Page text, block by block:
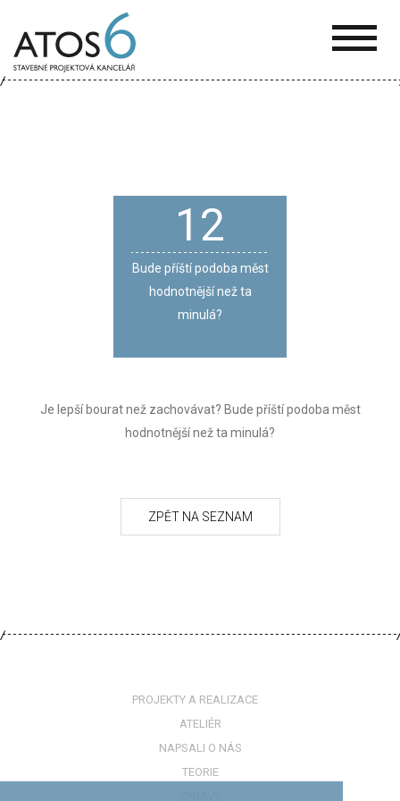
6
12
Bude příští podoba měst
hodnotnější než ta
minulá?
Je lepší bourat než zachovávat? Bude příští podoba měst
hodnotnější než ta minulá?
PROJEKTY A REALIZACE
ATELIÉR
NAPSALI O NÁS
TEORIE